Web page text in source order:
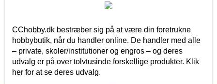
CChobby.dk bestræber sig på at være din foretrukne
hobbybutik, når du handler online. De handler med alle
– private, skoler/institutioner og engros – og deres
udvalg er på over tolvtusinde forskellige produkter. Klik
her for at se deres udvalg.